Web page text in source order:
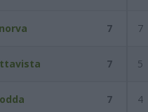
7 7
7 5
7 4